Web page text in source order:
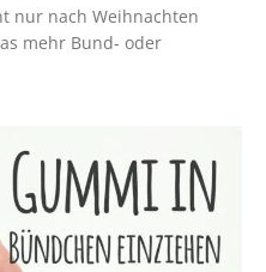
nur nach Weihnachten
mehr Bund- oder